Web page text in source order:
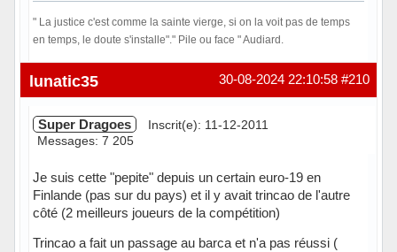
" La justice c'est comme la sainte vierge, si on la voit pas de temps
en temps, le doute s'installe"." Pile ou face " Audiard.
Hors ligne #210
30-08-2024 22:10:58
lunatic35
Super Dragoes
Inscrit(e): 11-12-2011
Messages: 7 205
Je suis cette "pepite" depuis un certain euro-19 en
Finlande (pas sur du pays) et il y avait trincao de l'autre
côté (2 meilleurs joueurs de la compétition)
Trincao a fait un passage au barca et n'a pas réussi (